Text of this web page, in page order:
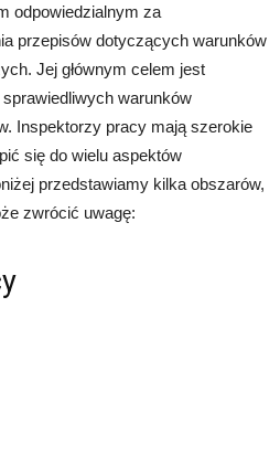
odpowiedzialnym za
przepisów dotyczących warunków
Jej głównym celem jest
warunków
Inspektorzy pracy mają szerokie
się do wielu aspektów
przedstawiamy kilka obszarów,
zwrócić uwagę: